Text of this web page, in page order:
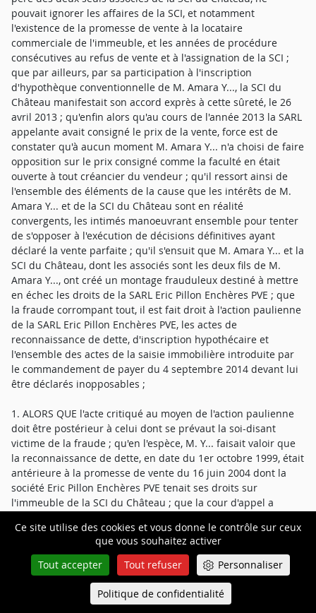
Ce site utilise des cookies et vous donne le contrôle sur ceux
que vous souhaitez activer
Tout accepter
Tout refuser Personnaliser
Politique de confidentialité
pouvait ignorer les affaires de la SCI, et notamment
l'existence de la promesse de vente à la locataire
commerciale de l'immeuble, et les années de procédure
consécutives au refus de vente et à l'assignation de la SCI ;
que par ailleurs, par sa participation à l'inscription
d'hypothèque conventionnelle de M. Amara Y..., la SCI du
Château manifestait son accord exprès à cette sûreté, le 26
avril 2013 ; qu'enfin alors qu'au cours de l'année 2013 la SARL
appelante avait consigné le prix de la vente, force est de
constater qu'à aucun moment M. Amara Y... n'a choisi de faire
opposition sur le prix consigné comme la faculté en était
ouverte à tout créancier du vendeur ; qu'il ressort ainsi de
l'ensemble des éléments de la cause que les intérêts de M.
Amara Y... et de la SCI du Château sont en réalité
convergents, les intimés manoeuvrant ensemble pour tenter
de s'opposer à l'exécution de décisions définitives ayant
déclaré la vente parfaite ; qu'il s'ensuit que M. Amara Y... et la
SCI du Château, dont les associés sont les deux fils de M.
Amara Y..., ont créé un montage frauduleux destiné à mettre
en échec les droits de la SARL Eric Pillon Enchères PVE ; que
la fraude corrompant tout, il est fait droit à l'action paulienne
de la SARL Eric Pillon Enchères PVE, les actes de
reconnaissance de dette, d'inscription hypothécaire et
l'ensemble des actes de la saisie immobilière introduite par
le commandement de payer du 4 septembre 2014 devant lui
être déclarés inopposables ;
1. ALORS QUE l'acte critiqué au moyen de l'action paulienne
doit être postérieur à celui dont se prévaut la soi-disant
victime de la fraude ; qu'en l'espèce, M. Y... faisait valoir que
la reconnaissance de dette, en date du 1er octobre 1999, était
antérieure à la promesse de vente du 16 juin 2004 dont la
société Eric Pillon Enchères PVE tenait ses droits sur
l'immeuble de la SCI du Château ; que la cour d'appel a
avaient été avisés de cette reconnaissance de dette avant la
conclusion de la promesse ; qu'en jugeant néanmoins
frauduleux la reconnaissance de dette du 1er octobre 1999 et
les actes subséquents, la cour d'appel a violé l'article 1167 du
code civil en sa rédaction applicable en l'espèce ;
Queue-Fair